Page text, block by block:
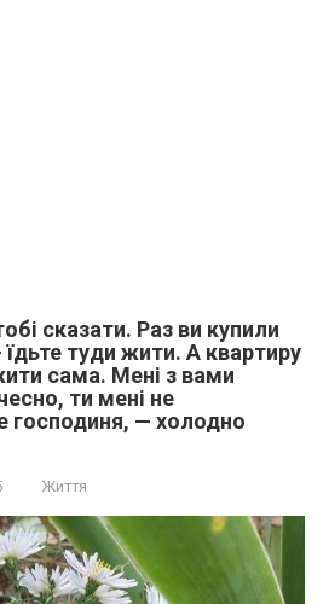
сказати. Раз ви купили
їдьте туди жити. А квартиру
сама. Мені з вами
ти мені не
господиня, — холодно
Життя